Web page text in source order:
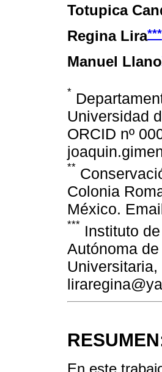
Totupica
Regina Lira***
Manuel Llano
*
Universidad
ORCID nº
**
Colonia
México.
*** Instituto
Autónoma
En este